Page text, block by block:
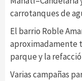
carrotanques de
El barrio Roble
aproximadamente
parque y la
Varias campañas